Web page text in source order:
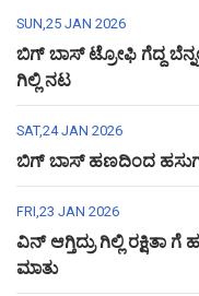
SUN,25 JAN 2026
ಬಿಗ್ ಬಾಸ್ ಟ್ರೋಫಿ ಗೆದ್ದ
ಗಿಲ್ಲಿ ನಟ
SAT,24 JAN 2026
ಬಿಗ್ ಬಾಸ್ ಹಣದಿಂದ
FRI,23 JAN 2026
ವಿನ್ ಆಗ್ತಿದ್ರು ಗಿಲ್ಲಿ ರಕ್ಷಿತಾ
ಮಾತು